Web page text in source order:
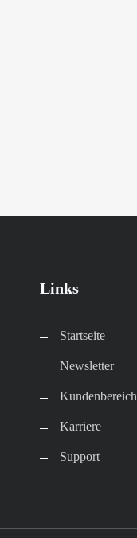
Links
Startseite
Newsletter
Kundenbereich​
Karriere​
Support